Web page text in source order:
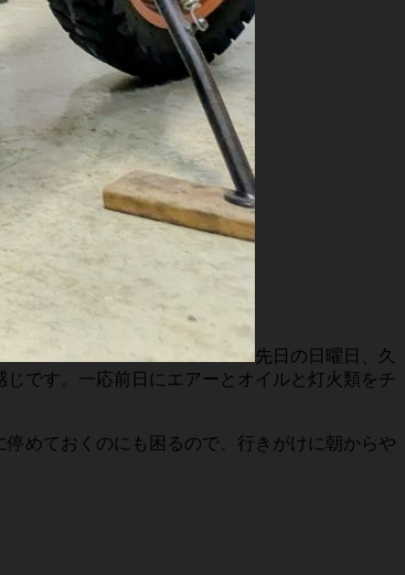
先日の日曜日、久
です。一応前日にエアーとオイルと灯火類をチ
めておくのにも困るので、行きがけに朝からや